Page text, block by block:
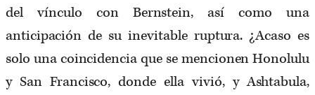
del vínculo con Bernstein, así como una
anticipación de su inevitable ruptura. ¿Acaso es
solo una coincidencia que se mencionen Honolulu
y San Francisco, donde ella vivió, y Ashtabula,